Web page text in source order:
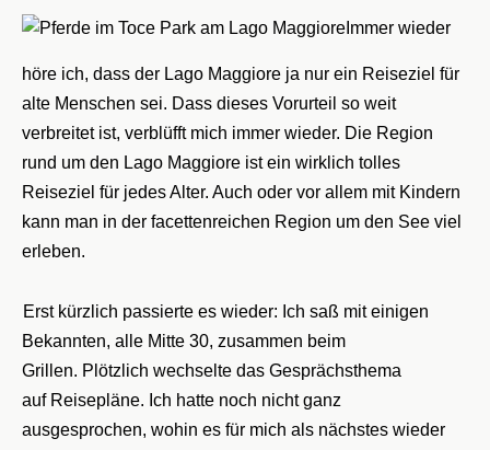
Immer wieder
höre ich, dass der Lago Maggiore ja nur ein Reiseziel für
alte Menschen sei. Dass dieses Vorurteil so weit
verbreitet ist, verblüfft mich immer wieder. Die Region
rund um den Lago Maggiore ist ein wirklich tolles
Reiseziel für jedes Alter. Auch oder vor allem mit Kindern
kann man in der facettenreichen Region um den See viel
erleben.
Erst kürzlich passierte es wieder: Ich saß mit einigen
Bekannten, alle Mitte 30, zusammen beim
Grillen. Plötzlich wechselte das Gesprächsthema
auf Reisepläne. Ich hatte noch nicht ganz
ausgesprochen, wohin es für mich als nächstes wieder